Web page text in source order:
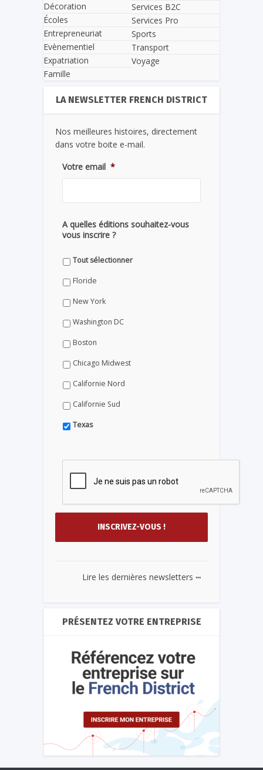
Décoration
Écoles
Entrepreneuriat
Evènementiel
Expatriation
Famille
Services B2C
Services Pro
Sports
Transport
Voyage
LA NEWSLETTER FRENCH DISTRICT
Nos meilleures histoires, directement
dans votre boite e-mail.
Votre email *
A quelles éditions souhaitez-vous
vous inscrire ?
Tout sélectionner
Floride
New York
Washington DC
Boston
Chicago Midwest
Californie Nord
Californie Sud
Texas
Lire les dernières newsletters ...
PRÉSENTEZ VOTRE ENTREPRISE